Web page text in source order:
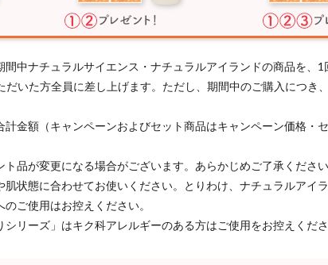
中ナチュラルサイエンス・ナチュラルアイランドの商品を、1
だいた方全員に差し上げます。ただし、期間中のご購入につき
金額（キャンペーンおよびセット商品はキャンペーン価格・
品が変更になる場合がございます。あらかじめご了承ください
状態に合わせてお使いください。とりわけ、ナチュラルアイ
ご使用はお控えください。
リーズ」はキク科アレルギーのある方はご使用をお控えくださ